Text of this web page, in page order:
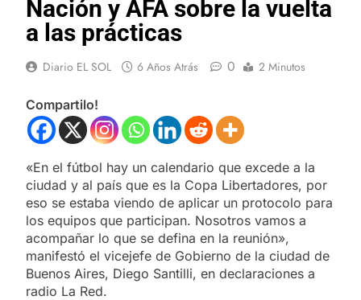
Nación y AFA sobre la vuelta
a las prácticas
Diario EL SOL 6 Años Atrás 0 2 Minutos
Compartilo!
«En el fútbol hay un calendario que excede a la
ciudad y al país que es la Copa Libertadores, por
eso se estaba viendo de aplicar un protocolo para
los equipos que participan. Nosotros vamos a
acompañar lo que se defina en la reunión»,
manifestó el vicejefe de Gobierno de la ciudad de
Buenos Aires, Diego Santilli, en declaraciones a
radio La Red.